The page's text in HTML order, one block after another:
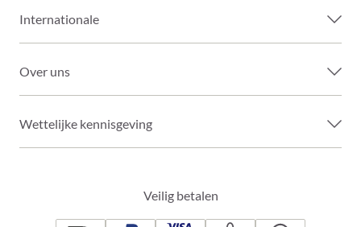
Internationale
Over uns
Wettelijke kennisgeving
Veilig betalen